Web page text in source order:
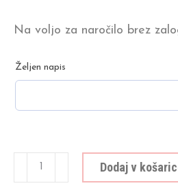
Na voljo za naročilo brez
Željen napis
Vrtnica
Dodaj v